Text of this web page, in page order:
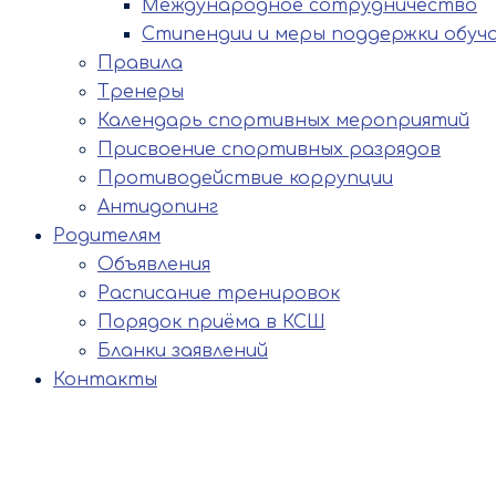
Международное сотрудничество
Стипендии и меры поддержки
Правила
Тренеры
Календарь спортивных мероприятий
Присвоение спортивных разрядов
Противодействие коррупции
Антидопинг
Родителям
Объявления
Расписание тренировок
Порядок приёма в КСШ
Бланки заявлений
Контакты